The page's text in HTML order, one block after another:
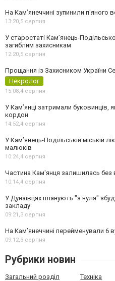
На Камʼянеччині зупинили п'яного
13:20,5 серпня
У старостаті Кам’янець-
загиблим захисникам
12:20,5 серпня
Прощання із Захисником України
Некролог
15:08,4 серпня
У Кам’янці затримали буковинців,
кордон
14:52,4 серпня
У Кам’янець-Подільській міській
малюків
10:24,4 серпня
Частина Кам'янця залишилась без
10:14,4 серпня
У Дунаївцях планують "з нуля"
закладу
09:21,3 серпня
На Камʼянеччині перейменували 6
09:12,3 серпня
Рубрики новин
Загальний розділ Техніка